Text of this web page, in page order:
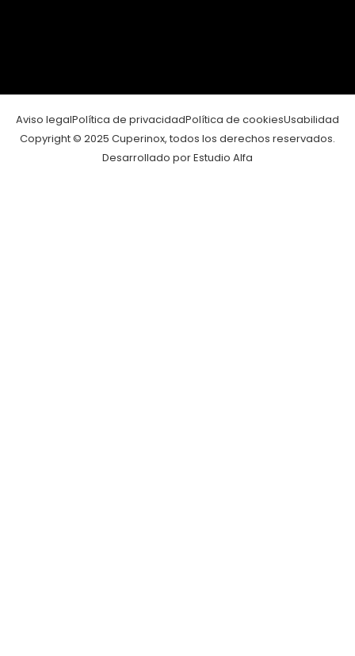
Aviso legalPolítica de privacidadPolítica de cookiesUsabilidad
Copyright © 2025 Cuperinox, todos los derechos reservados.
Desarrollado por Estudio Alfa